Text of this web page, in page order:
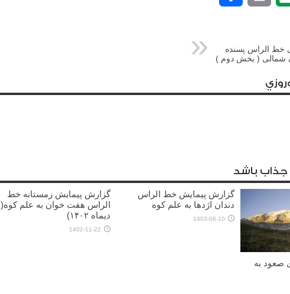
خط الراس پسنده
شمالی ( بخش دوم )
جذاب باشد
صعود به
گزارش پیمایش خط الراس
دندان اژدها به علم کوه
1403-06-10
گزارش پیمایش زمستانه خط
الراس هفت خوان به علم کوه(
دیماه ۱۴۰۲)
1402-11-22